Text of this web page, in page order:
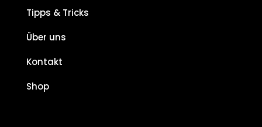
Tipps & Tricks
Über uns
Kontakt
Shop